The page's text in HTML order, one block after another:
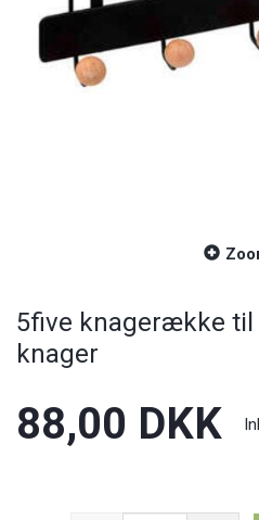
5five knagerække til
knager
88,00 DKK